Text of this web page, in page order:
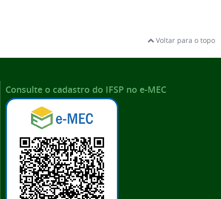
Voltar para o topo
Consulte o cadastro do IFSP no e-MEC